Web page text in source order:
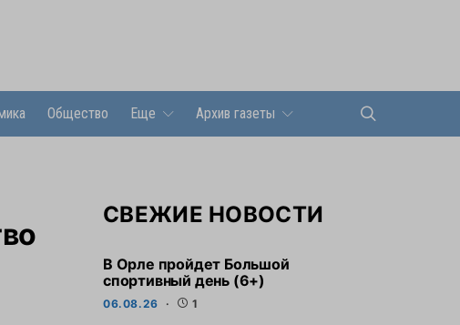
Общество Еще Архив газеты
СВЕЖИЕ НОВОСТИ
В Орле пройдет Большой
спортивный день (6+)
06.08.26 1